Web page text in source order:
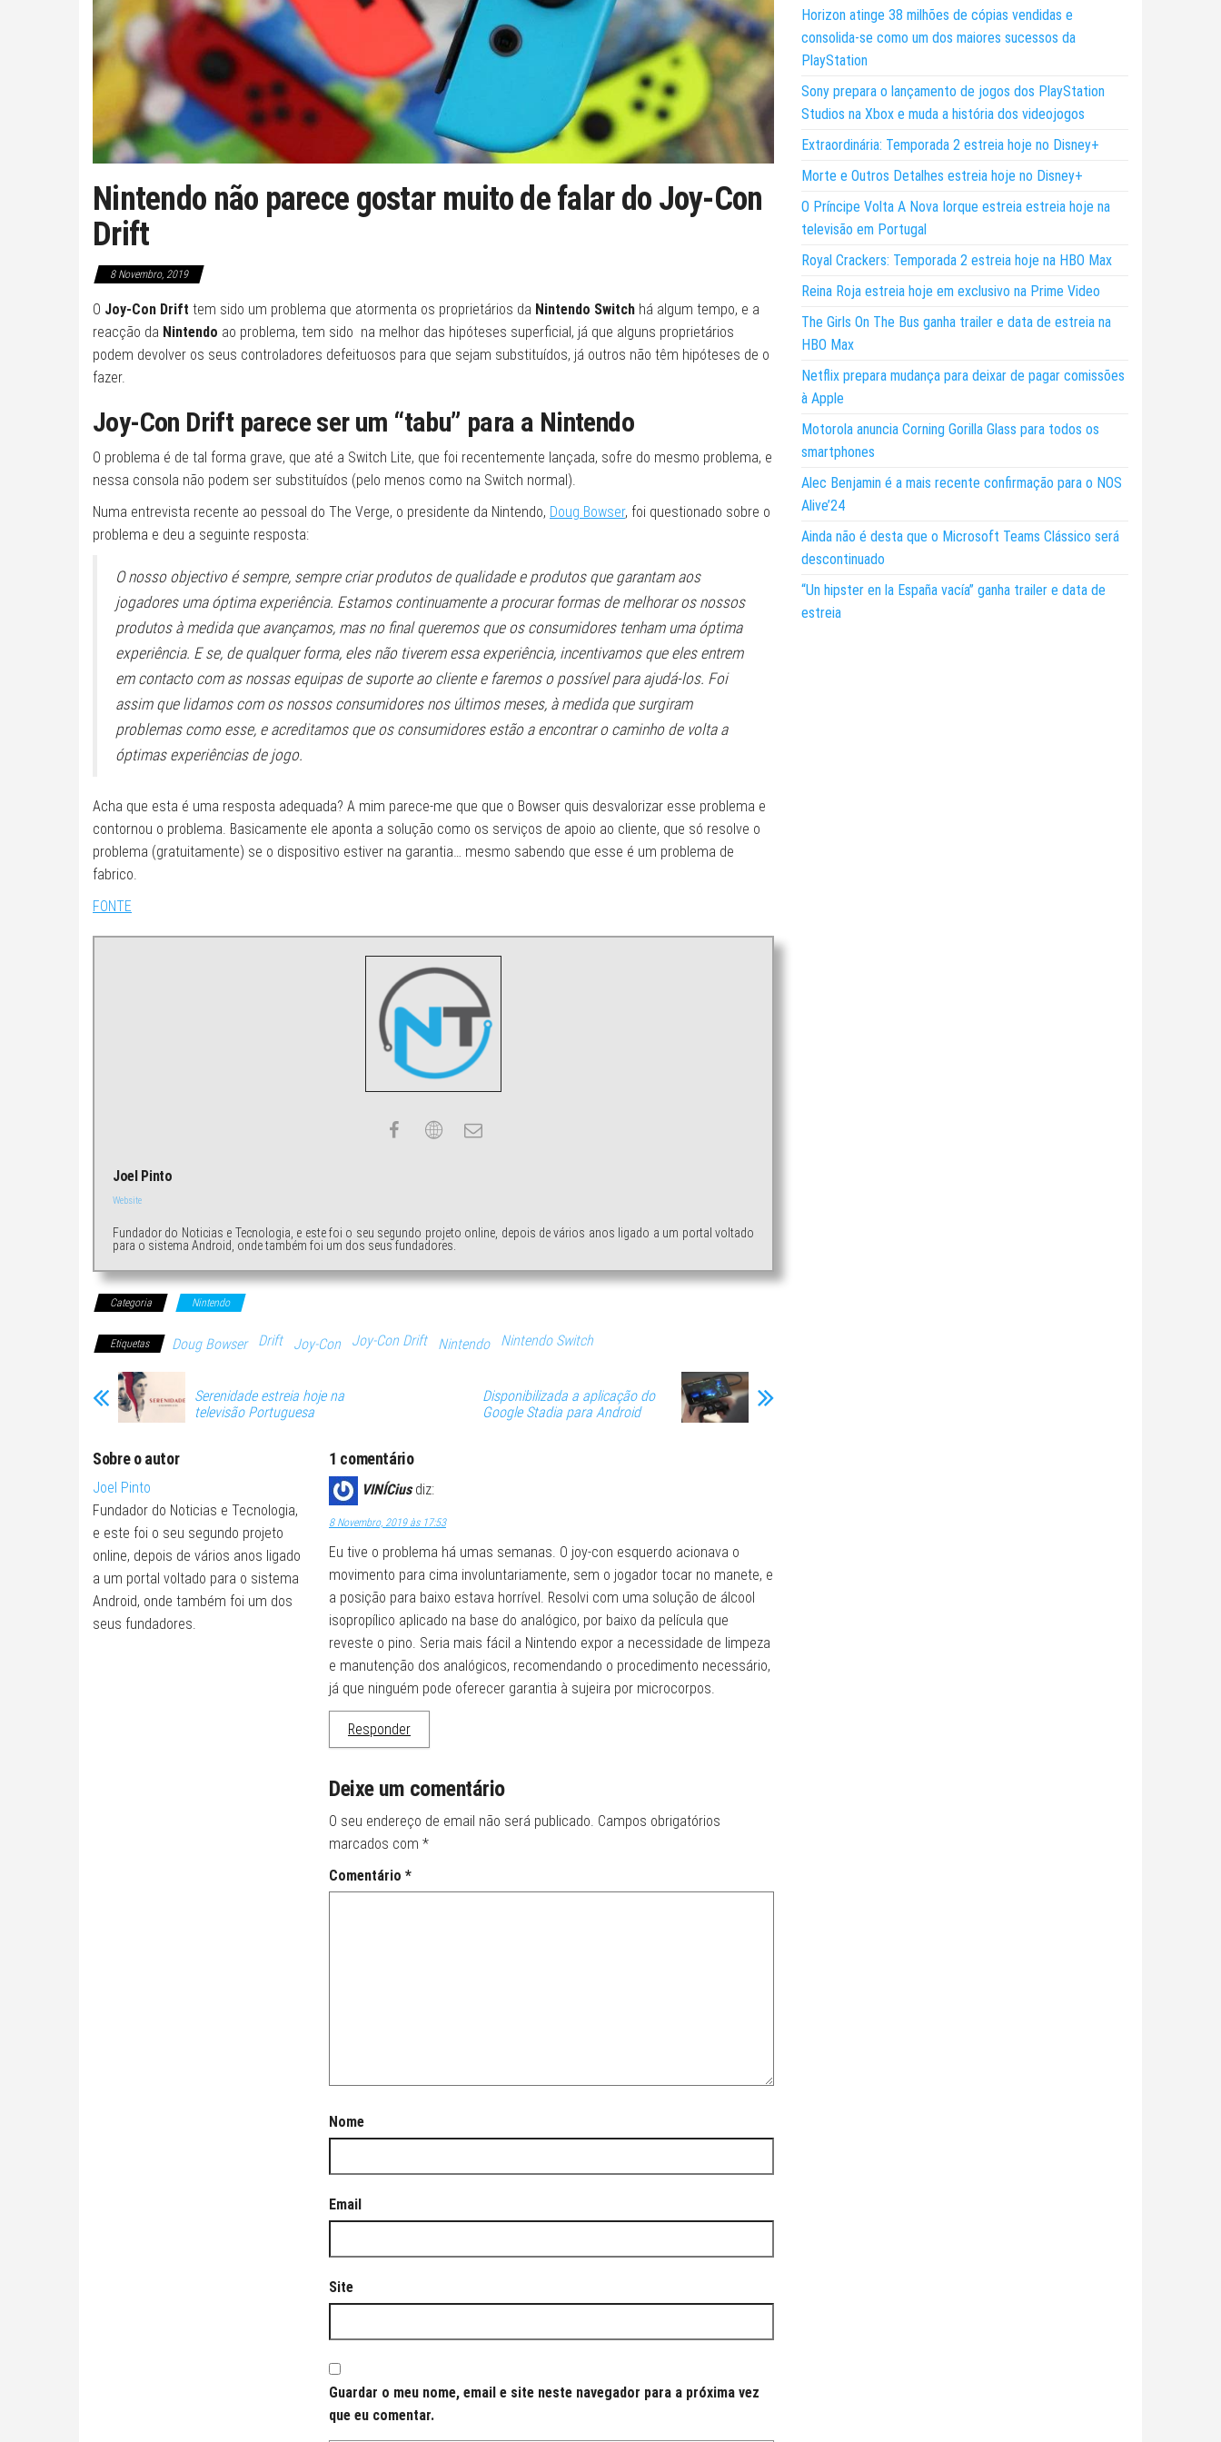
Nintendo não parece gostar muito de falar do Joy-Con
Drift
8 Novembro, 2019
O Joy-Con Drift tem sido um problema que atormenta os proprietários da Nintendo Switch há algum tempo, e a
reacção da Nintendo ao problema, tem sido na melhor das hipóteses superficial, já que alguns proprietários
podem devolver os seus controladores defeituosos para que sejam substituídos, já outros não têm hipóteses de o
fazer.
Joy-Con Drift parece ser um “tabu” para a Nintendo
O problema é de tal forma grave, que até a Switch Lite, que foi recentemente lançada, sofre do mesmo problema, e
nessa consola não podem ser substituídos (pelo menos como na Switch normal).
Numa entrevista recente ao pessoal do The Verge, o presidente da Nintendo, Doug Bowser, foi questionado sobre o
problema e deu a seguinte resposta:
O nosso objectivo é sempre, sempre criar produtos de qualidade e produtos que garantam aos
jogadores uma óptima experiência. Estamos continuamente a procurar formas de melhorar os nossos
produtos à medida que avançamos, mas no final queremos que os consumidores tenham uma óptima
experiência. E se, de qualquer forma, eles não tiverem essa experiência, incentivamos que eles entrem
em contacto com as nossas equipas de suporte ao cliente e faremos o possível para ajudá-los. Foi
assim que lidamos com os nossos consumidores nos últimos meses, à medida que surgiram
problemas como esse, e acreditamos que os consumidores estão a encontrar o caminho de volta a
óptimas experiências de jogo.
Acha que esta é uma resposta adequada? A mim parece-me que que o Bowser quis desvalorizar esse problema e
contornou o problema. Basicamente ele aponta a solução como os serviços de apoio ao cliente, que só resolve o
problema (gratuitamente) se o dispositivo estiver na garantia… mesmo sabendo que esse é um problema de
fabrico.
FONTE
Joel Pinto
Website
Fundador do Noticias e Tecnologia, e este foi o seu segundo projeto online, depois de vários anos ligado a um portal voltado
para o sistema Android, onde também foi um dos seus fundadores.
Categoria Nintendo
Etiquetas Doug Bowser Drift Joy-Con Joy-Con Drift Nintendo Nintendo Switch
Serenidade estreia hoje na
televisão Portuguesa
Disponibilizada a aplicação do
Google Stadia para Android
Sobre o autor
Joel Pinto
Fundador do Noticias e Tecnologia,
e este foi o seu segundo projeto
online, depois de vários anos ligado
a um portal voltado para o sistema
Android, onde também foi um dos
seus fundadores.
1 comentário
VINÍCius diz:
8 Novembro, 2019 às 17:53
Eu tive o problema há umas semanas. O joy-con esquerdo acionava o
movimento para cima involuntariamente, sem o jogador tocar no manete, e
a posição para baixo estava horrível. Resolvi com uma solução de álcool
isopropílico aplicado na base do analógico, por baixo da película que
reveste o pino. Seria mais fácil a Nintendo expor a necessidade de limpeza
e manutenção dos analógicos, recomendando o procedimento necessário,
já que ninguém pode oferecer garantia à sujeira por microcorpos.
Responder
Deixe um comentário
O seu endereço de email não será publicado. Campos obrigatórios
marcados com *
Comentário *
Nome
Email
Site
Guardar o meu nome, email e site neste navegador para a próxima vez
que eu comentar.
Horizon atinge 38 milhões de cópias vendidas e
consolida-se como um dos maiores sucessos da
PlayStation
Sony prepara o lançamento de jogos dos PlayStation
Studios na Xbox e muda a história dos videojogos
Extraordinária: Temporada 2 estreia hoje no Disney+
Morte e Outros Detalhes estreia hoje no Disney+
O Príncipe Volta A Nova Iorque estreia estreia hoje na
televisão em Portugal
Royal Crackers: Temporada 2 estreia hoje na HBO Max
Reina Roja estreia hoje em exclusivo na Prime Video
The Girls On The Bus ganha trailer e data de estreia na
HBO Max
Netflix prepara mudança para deixar de pagar comissões
à Apple
Motorola anuncia Corning Gorilla Glass para todos os
smartphones
Alec Benjamin é a mais recente confirmação para o NOS
Alive’24
Ainda não é desta que o Microsoft Teams Clássico será
descontinuado
“Un hipster en la España vacía” ganha trailer e data de
estreia